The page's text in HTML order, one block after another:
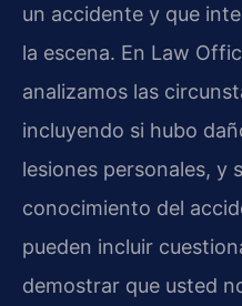
un accidente y que
la escena. En Law
analizamos las
incluyendo si hubo
lesiones personales, y
conocimiento del
pueden incluir
demostrar que usted